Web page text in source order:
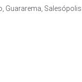
Guararema, Salesópolis